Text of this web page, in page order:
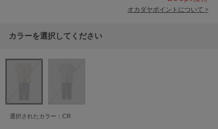
オカダヤポイントについて >
カラーを選択してください
選択されたカラー：CR